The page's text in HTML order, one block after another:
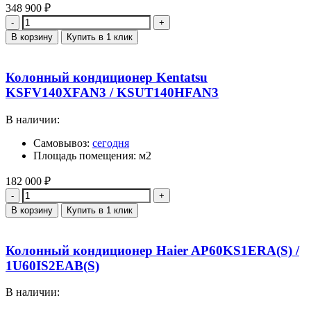
348 900 ₽
Количество
В корзину Купить в 1 клик
Колонный кондиционер Kentatsu
KSFV140XFAN3 / KSUT140HFAN3
В наличии:
Самовывоз: сегодня
Площадь помещения: м2
182 000 ₽
Количество
В корзину Купить в 1 клик
Колонный кондиционер Haier AP60KS1ERA(S) /
1U60IS2EAB(S)
В наличии: